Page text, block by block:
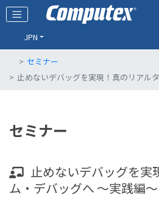
JPN
セミナー
止めないデバッグを実現！真のリアル
セミナー
止めないデバッグを実
ム・デバッグへ ～実践編～